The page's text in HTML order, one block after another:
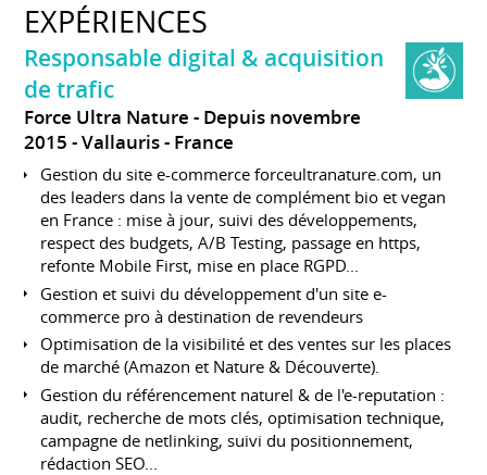
EXPÉRIENCES
Responsable digital & acquisition
de trafic
Force Ultra Nature
Depuis novembre
2015 Vallauris France
Gestion du site e-commerce forceultranature.com, un
des leaders dans la vente de complément bio et vegan
en France : mise à jour, suivi des développements,
respect des budgets, A/B Testing, passage en https,
refonte Mobile First, mise en place RGPD...
Gestion et suivi du développement d'un site e-
commerce pro à destination de revendeurs
Optimisation de la visibilité et des ventes sur les places
de marché (Amazon et Nature & Découverte).
Gestion du référencement naturel & de l'e-reputation :
audit, recherche de mots clés, optimisation technique,
campagne de netlinking, suivi du positionnement,
rédaction SEO...